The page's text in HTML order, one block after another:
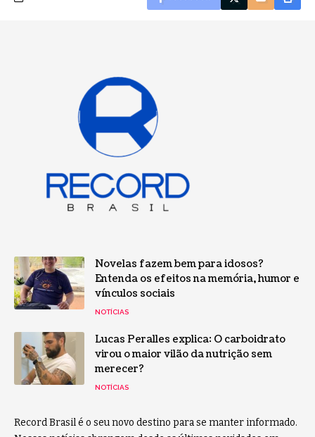
Novelas fazem bem para idosos?
Entenda os efeitos na memória, humor e
vínculos sociais
NOTÍCIAS
Lucas Peralles explica: O carboidrato
virou o maior vilão da nutrição sem
merecer?
NOTÍCIAS
Record Brasil é o seu novo destino para se manter informado.